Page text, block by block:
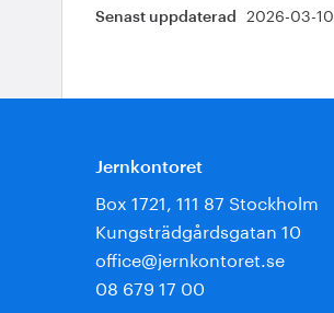
Senast uppdaterad 2026-03-10
Jernkontoret
Box 1721, 111 87 Stockholm
Kungsträdgårdsgatan 10
office@jernkontoret.se
08 679 17 00